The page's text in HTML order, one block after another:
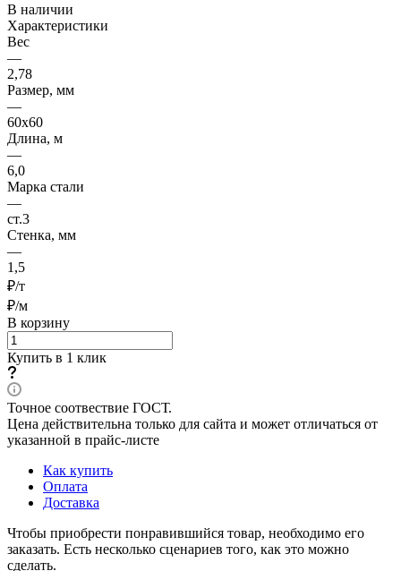
В наличии
Характеристики
Вес
—
2,78
Размер, мм
—
60x60
Длина, м
—
6,0
Марка стали
—
ст.3
Стенка, мм
—
1,5
₽/т
₽/м
В корзину
Купить в 1 клик
Точное соотвествие ГОСТ.
Цена действительна только для сайта и может отличаться от
указанной в прайс-листе
Как купить
Оплата
Доставка
Чтобы приобрести понравившийся товар, необходимо его
заказать. Есть несколько сценариев того, как это можно
сделать.